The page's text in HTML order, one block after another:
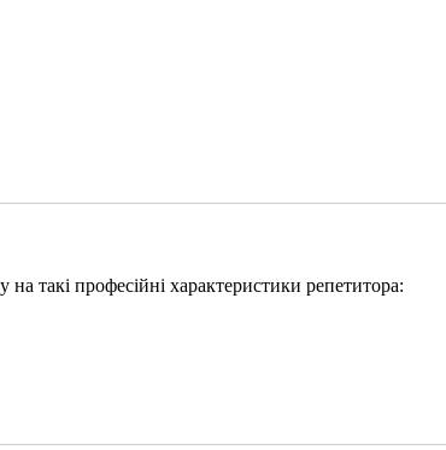
на такі професійні характеристики репетитора: